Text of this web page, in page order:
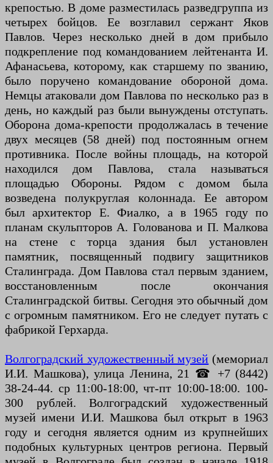
крепостью. В доме разместилась разведгруппа из
четырех бойцов. Ее возглавил сержант Яков
Павлов. Через несколько дней в дом прибыло
подкрепление под командованием лейтенанта И.
Афанасьева, которому, как старшему по званию,
было поручено командование обороной дома.
Немцы атаковали дом Павлова по несколько раз в
день, но каждый раз были вынуждены отступать.
Оборона дома-крепости продолжалась в течение
двух месяцев (58 дней) под постоянным огнем
противника. После войны площадь, на которой
находился дом Павлова, стала называться
площадью Обороны. Рядом с домом была
возведена полукруглая колоннада. Ее автором
был архитектор Е. Фиалко, а в 1965 году по
планам скульпторов А. Голованова и П. Малкова
на стене с торца здания был установлен
памятник, посвященный подвигу защитников
Сталинграда. Дом Павлова стал первым зданием,
восстановленным после окончания
Сталинградской битвы. Сегодня это обычный дом
с огромным памятником. Его не следует путать с
фабрикой Герхарда.
Волгоградский художественный музей (мемориал
И.И. Машкова), улица Ленина, 21 ☎ +7 (8442)
38-24-44. ср 11:00-18:00, чт-пт 10:00-18:00. 100-
300 рублей. Волгоградский художественный
музей имени И.И. Машкова был открыт в 1963
году и сегодня является одним из крупнейших
подобных культурных центров региона. Первый